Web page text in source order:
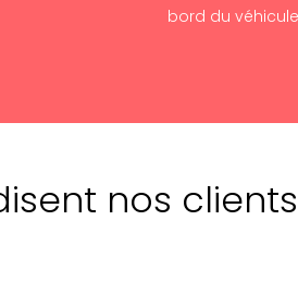
bord du
nos clients